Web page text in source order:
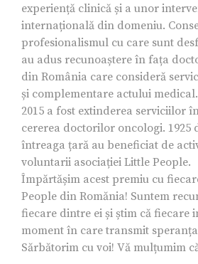
experiență clinică și a unor
internațională din domeniu.
profesionalismul cu care sunt
au adus recunoaștere în fața
din România care consideră
și complementare actului
2015 a fost extinderea serviciilor
cererea doctorilor oncologi. 1925
întreaga țară au beneficiat de
voluntarii asociației Little People.
Împărtășim acest premiu cu
People din Romănia! Suntem
fiecare dintre ei și știm că fiecare
moment în care transmit
Sărbătorim cu voi! Vă mulțumim